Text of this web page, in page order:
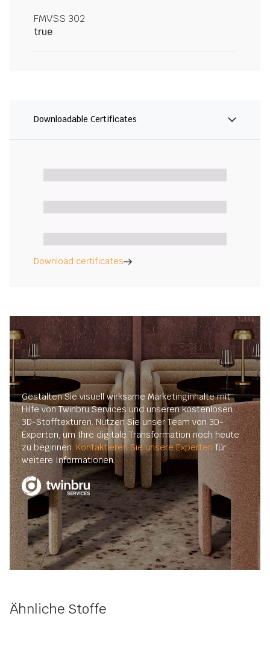
FMVSS 302
true
Downloadable Certificates
Download certificates
Gestalten Sie visuell wirksame Marketinginhalte mit
Hilfe von Twinbru Services und unseren kostenlosen
3D-Stofftexturen. Nutzen Sie unser Team von 3D-
Experten, um Ihre digitale Transformation noch heute
zu beginnen.Kontaktieren Sie unsere Expertenfür
weitere Informationen.
Ähnliche Stoffe